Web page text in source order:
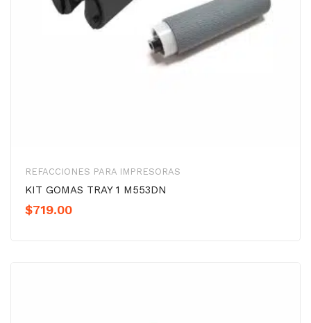
REFACCIONES PARA IMPRESORAS
KIT GOMAS TRAY 1 M553DN
$719.00